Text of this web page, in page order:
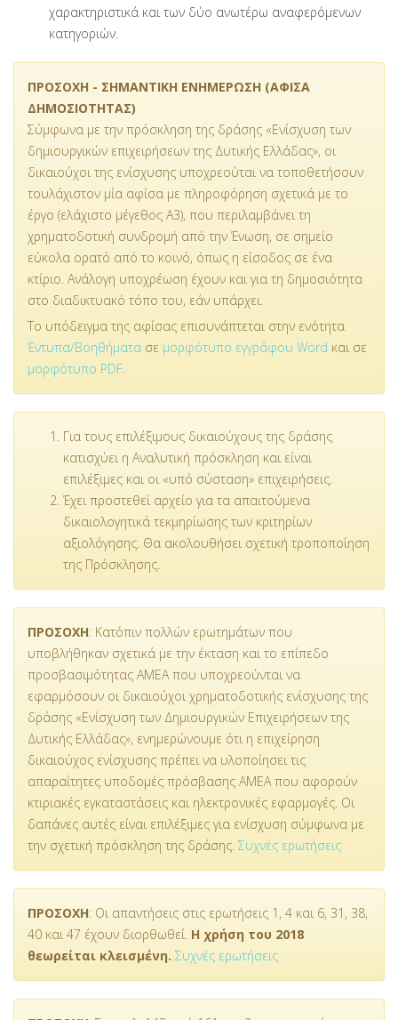
χαρακτηριστικά και των δύο ανωτέρω αναφερόμενων
κατηγοριών.
ΠΡΟΣΟΧΗ - ΣΗΜΑΝΤΙΚΗ ΕΝΗΜΕΡΩΣΗ (ΑΦΙΣΑ
ΔΗΜΟΣΙΟΤΗΤΑΣ)
Σύμφωνα με την πρόσκληση της δράσης «Ενίσχυση των
δημιουργικών επιχειρήσεων της Δυτικής Ελλάδας», οι
δικαιούχοι της ενίσχυσης υποχρεούται να τοποθετήσουν
τουλάχιστον μία αφίσα με πληροφόρηση σχετικά με το
έργο (ελάχιστο μέγεθος Α3), που περιλαμβάνει τη
χρηματοδοτική συνδρομή από την Ένωση, σε σημείο
εύκολα ορατό από το κοινό, όπως η είσοδος σε ένα
κτίριο. Ανάλογη υποχρέωση έχουν και για τη δημοσιότητα
στο διαδικτυακό τόπο του, εάν υπάρχει.
Το υπόδειγμα της αφίσας επισυνάπτεται στην ενότητα
Έντυπα/Βοηθήματα σε μορφότυπο εγγράφου Word και σε
μορφότυπο PDF.
Για τους επιλέξιμους δικαιούχους της δράσης
κατισχύει η Αναλυτική πρόσκληση και είναι
επιλέξιμες και οι «υπό σύσταση» επιχειρήσεις.
Έχει προστεθεί αρχείο για τα απαιτούμενα
δικαιολογητικά τεκμηρίωσης των κριτηρίων
αξιολόγησης. Θα ακολουθήσει σχετική τροποποίηση
της Πρόσκλησης.
ΠΡΟΣΟΧΗ: Κατόπιν πολλών ερωτημάτων που
υποβλήθηκαν σχετικά με την έκταση και το επίπεδο
προσβασιμότητας ΑΜΕΑ που υποχρεούνται να
εφαρμόσουν οι δικαιούχοι χρηματοδοτικής ενίσχυσης της
δράσης «Ενίσχυση των Δημιουργικών Επιχειρήσεων της
Δυτικής Ελλάδας», ενημερώνουμε ότι η επιχείρηση
δικαιούχος ενίσχυσης πρέπει να υλοποίησει τις
απαραίτητες υποδομές πρόσβασης ΑΜΕΑ που αφορούν
κτιριακές εγκαταστάσεις και ηλεκτρονικές εφαρμογές. Οι
δαπάνες αυτές είναι επιλέξιμες για ενίσχυση σύμφωνα με
την σχετική πρόσκληση της δράσης. Συχνές ερωτήσεις
ΠΡΟΣΟΧΗ: Οι απαντήσεις στις ερωτήσεις 1, 4 και 6, 31, 38,
40 και 47 έχουν διορθωθεί. Η χρήση του 2018
θεωρείται κλεισμένη. Συχνές ερωτήσεις